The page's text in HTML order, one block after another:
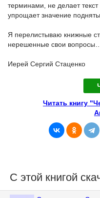
терминами, не делает
упрощает значение
Я перелистываю книжные
нерешенные свои вопросы…
Иерей Сергий Стаценко
Читать книгу
С этой книгой